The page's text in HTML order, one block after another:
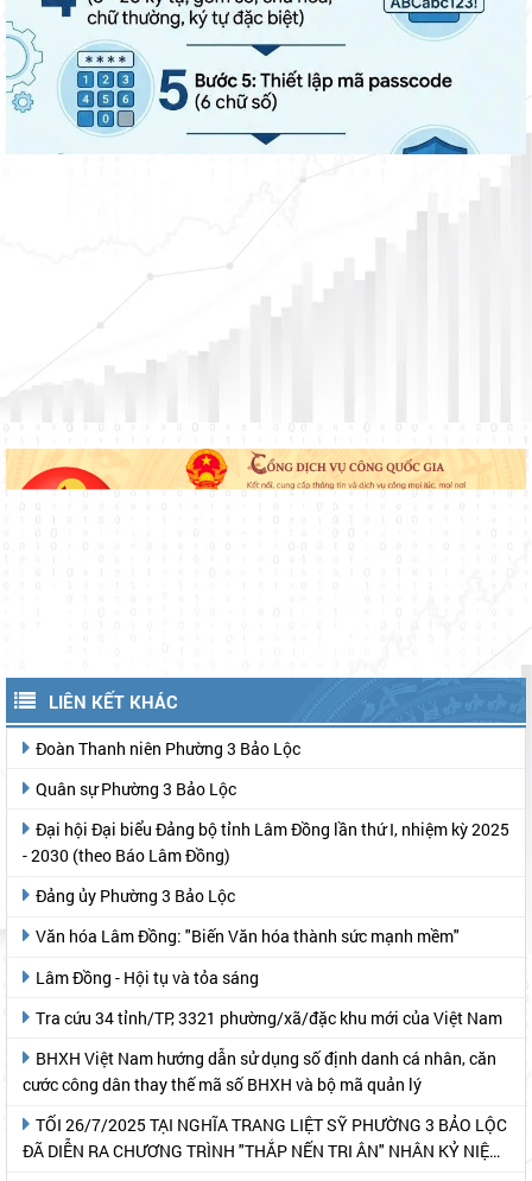
LIÊN KẾT KHÁC
Đoàn Thanh niên Phường 3 Bảo Lộc
Quân sự Phường 3 Bảo Lộc
- 2030 (theo Báo Lâm Đồng)
Đảng ủy Phường 3 Bảo Lộc
Văn hóa Lâm Đồng: "Biến Văn hóa thành sức mạnh mềm"
Lâm Đồng - Hội tụ và tỏa sáng
Tra cứu 34 tỉnh/TP, 3321 phường/xã/đặc khu mới của Việt Nam
cước công dân thay thế mã số BHXH và bộ mã quản lý
ĐÃ DIỄN RA CHƯƠNG TRÌNH "THẮP NẾN TRI ÂN" NHÂN KỶ NIỆM
78 NĂM NGÀY THƯƠNG BINH- LIỆT SỸ